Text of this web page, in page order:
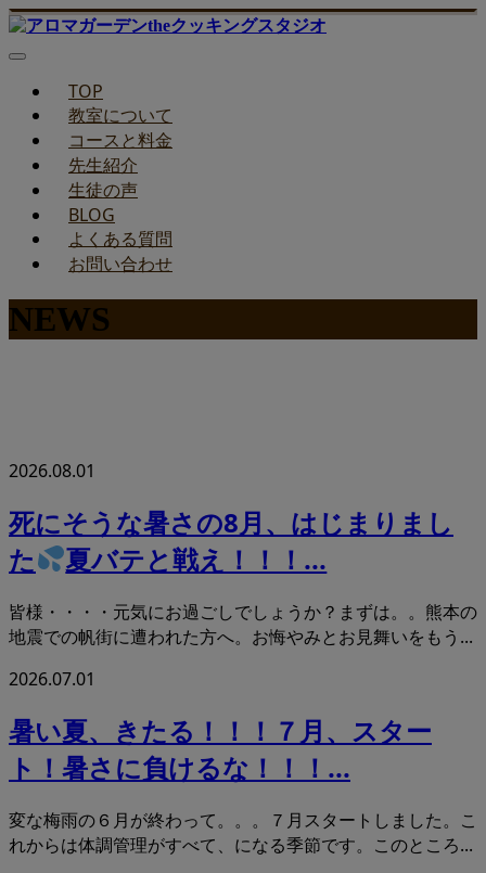
TOP
教室について
コースと料金
先生紹介
生徒の声
BLOG
よくある質問
お問い合わせ
NEWS
2026.08.01
死にそうな暑さの8月、はじまりまし
た
夏バテと戦え！！！...
皆様・・・・元気にお過ごしでしょうか？まずは。。熊本の
地震での帆街に遭われた方へ。お悔やみとお見舞いをもう...
2026.07.01
暑い夏、きたる！！！７月、スター
ト！暑さに負けるな！！！...
変な梅雨の６月が終わって。。。７月スタートしました。こ
れからは体調管理がすべて、になる季節です。このところ...